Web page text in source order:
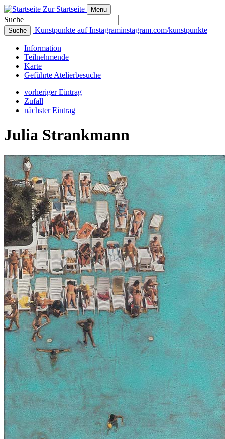
Zur Startseite Menu
Suche
Suche Kunstpunkte auf Instagraminstagram.com/kunstpunkte
Information
Teilnehmende
Karte
Geführte Atelierbesuche
vorheriger Eintrag
Zufall
nächster Eintrag
Julia Strankmann